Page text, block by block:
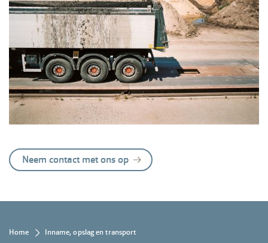
Neem contact met ons op
Kruimelpad
Home Inname, opslag en transport